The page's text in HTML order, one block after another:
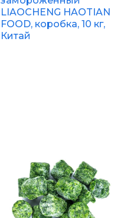
LIAOCHENG HAOTIAN
FOOD, коробка, 10 кг,
Китай